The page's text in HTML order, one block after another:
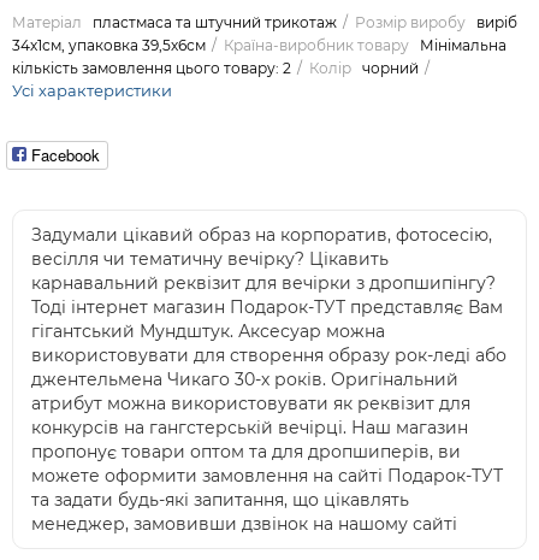
Матеріал пластмаса та штучний трикотаж Розмір виробу
виріб
34х1см, упаковка 39,5х6см
Країна-виробник товару
Мінімальна
кількість замовлення цього товару: 2
Колір чорний
Усі характеристики
Facebook
Задумали цікавий образ на корпоратив, фотосесію,
весілля чи тематичну вечірку? Цікавить
карнавальний реквізит для вечірки з дропшипінгу?
Тоді інтернет магазин Подарок-ТУТ представляє Вам
гігантський Мундштук. Аксесуар можна
використовувати для створення образу рок-леді або
джентельмена Чикаго 30-х років. Оригінальний
атрибут можна використовувати як реквізит для
конкурсів на гангстерській вечірці. Наш магазин
пропонує товари оптом та для дропшиперів, ви
можете оформити замовлення на сайті Подарок-ТУТ
та задати будь-які запитання, що цікавлять
менеджер, замовивши дзвінок на нашому сайті